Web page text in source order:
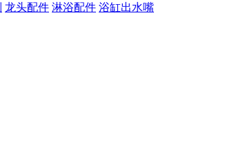
龙头配件 淋浴配件 浴缸出水嘴